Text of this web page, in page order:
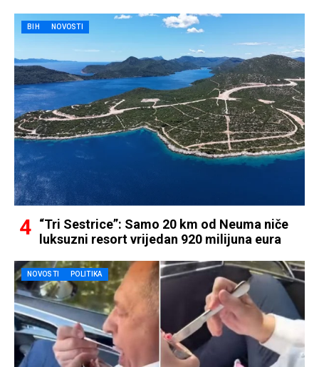
BIH NOVOSTI
“Tri Sestrice”: Samo 20 km od Neuma niče
luksuzni resort vrijedan 920 milijuna eura
NOVOSTI POLITIKA